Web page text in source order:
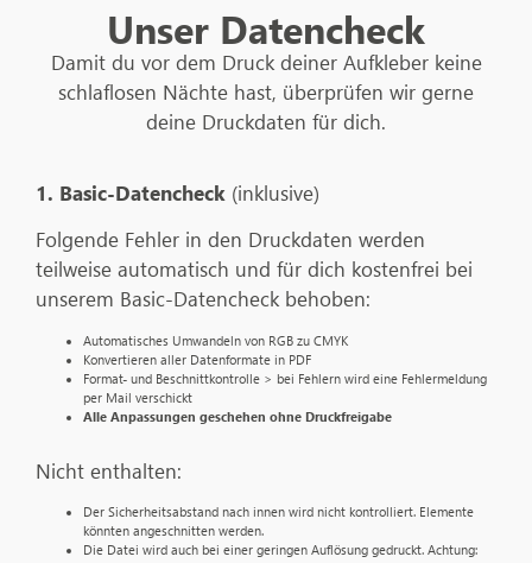
Unser Datencheck
Damit du vor dem Druck deiner Aufkleber keine
schlaflosen Nächte hast, überprüfen wir gerne
deine Druckdaten für dich.
1. Basic-Datencheck (inklusive)
Folgende Fehler in den Druckdaten werden
teilweise automatisch und für dich kostenfrei bei
unserem Basic-Datencheck behoben:
Automatisches Umwandeln von RGB zu CMYK
Konvertieren aller Datenformate in PDF
Format- und Beschnittkontrolle > bei Fehlern wird eine Fehlermeldung
per Mail verschickt
Alle Anpassungen geschehen ohne Druckfreigabe
Nicht enthalten:
Der Sicherheitsabstand nach innen wird nicht kontrolliert. Elemente
könnten angeschnitten werden.
Die Datei wird auch bei einer geringen Auflösung gedruckt. Achtung: